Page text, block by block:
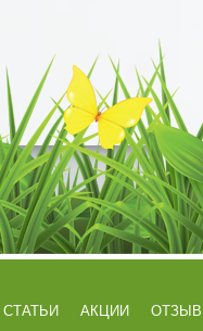
СТАТЬИ АКЦИИ